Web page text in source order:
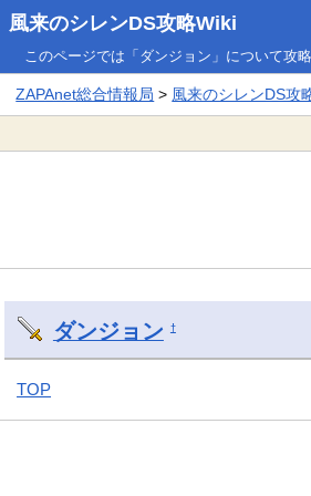
風来のシレンDS攻略Wiki
このページでは「ダンジョン」について攻略
ZAPAnet総合情報局 > 風来のシレンDS攻
ダンジョン †
TOP